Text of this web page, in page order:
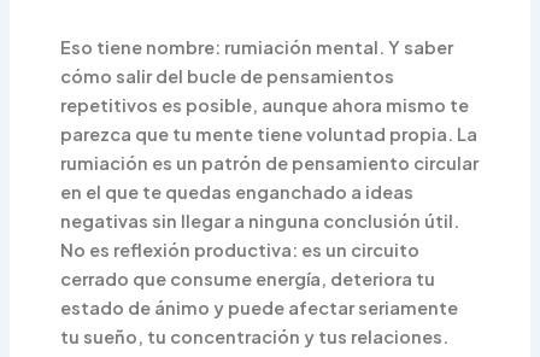
Eso tiene nombre: rumiación mental. Y saber
cómo salir del bucle de pensamientos
repetitivos es posible, aunque ahora mismo te
parezca que tu mente tiene voluntad propia. La
rumiación es un patrón de pensamiento circular
en el que te quedas enganchado a ideas
negativas sin llegar a ninguna conclusión útil.
No es reflexión productiva: es un circuito
cerrado que consume energía, deteriora tu
estado de ánimo y puede afectar seriamente
tu sueño, tu concentración y tus relaciones.